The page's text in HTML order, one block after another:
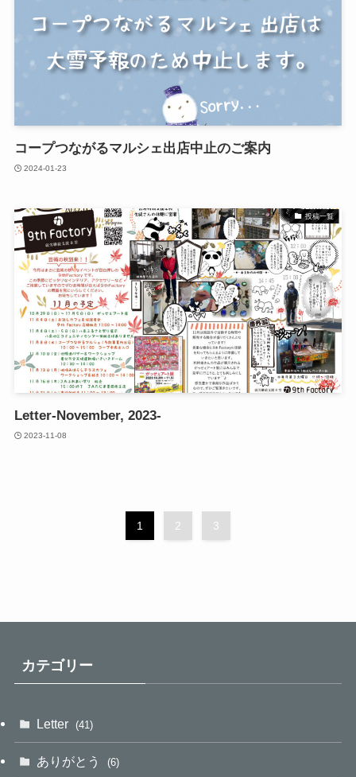
コープつながるマルシェ出店中止のご案内
2024-01-23
投稿一覧
Letter-November, 2023-
2023-11-08
1 2 3
カテゴリー
Letter (41)
ありがとう (6)